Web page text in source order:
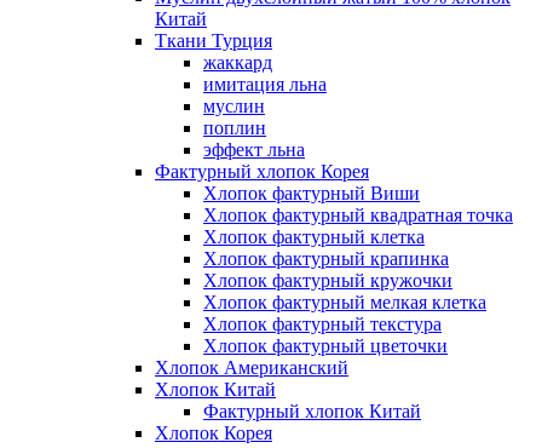
Китай
Ткани Турция
жаккард
имитация льна
муслин
поплин
эффект льна
Фактурный хлопок Корея
Хлопок фактурный Виши
Хлопок фактурный квадратная точка
Хлопок фактурный клетка
Хлопок фактурный крапинка
Хлопок фактурный кружочки
Хлопок фактурный мелкая клетка
Хлопок фактурный текстура
Хлопок фактурный цветочки
Хлопок Американский
Хлопок Китай
Фактурный хлопок Китай
Хлопок Корея